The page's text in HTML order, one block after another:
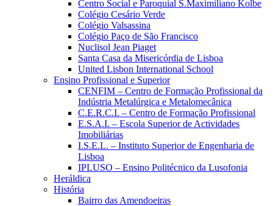
Centro Social e Paroquial S.Maximiliano Kolbe
Colégio Cesário Verde
Colégio Valsassina
Colégio Paço de São Francisco
Nuclisol Jean Piaget
Santa Casa da Misericórdia de Lisboa
United Lisbon International School
Ensino Profissional e Superior
CENFIM – Centro de Formação Profissional da
Indústria Metalúrgica e Metalomecânica
C.E.R.C.I. – Centro de Formação Profissional
E.S.A.I. – Escola Superior de Actividades
Imobiliárias
I.S.E.L. – Instituto Superior de Engenharia de
Lisboa
IPLUSO – Ensino Politécnico da Lusofonia
Heráldica
História
Bairro das Amendoeiras